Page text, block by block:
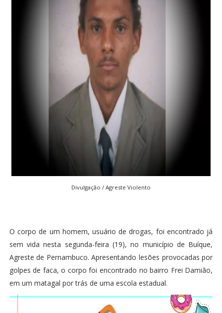
Divulgação / Agreste Violento
O corpo de um homem, usuário de drogas, foi encontrado já
sem vida nesta segunda-feira (19), no município de Buíque,
Agreste de Pernambuco. Apresentando lesões provocadas por
golpes de faca, o corpo foi encontrado no bairro Frei Damião,
em um matagal por trás de uma escola estadual.